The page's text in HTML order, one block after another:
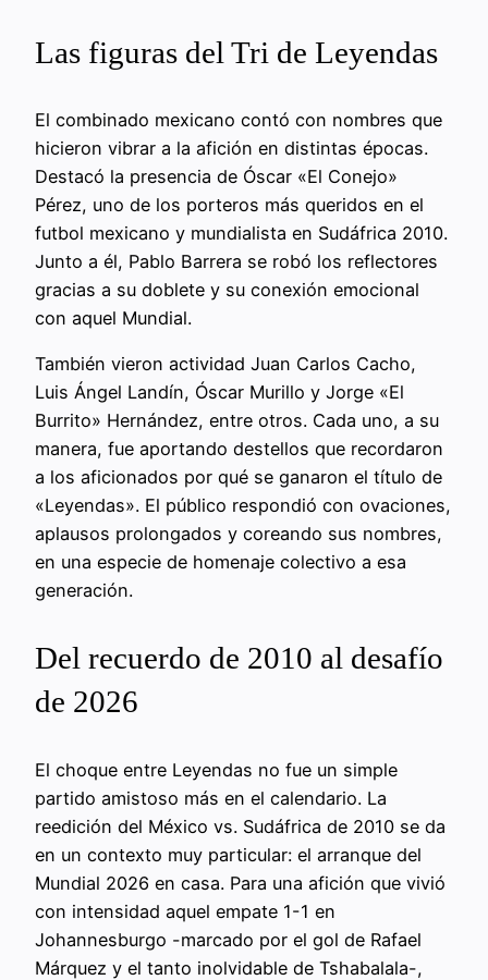
Las figuras del Tri de Leyendas
El combinado mexicano contó con nombres que
hicieron vibrar a la afición en distintas épocas.
Destacó la presencia de Óscar «El Conejo»
Pérez, uno de los porteros más queridos en el
futbol mexicano y mundialista en Sudáfrica 2010.
Junto a él, Pablo Barrera se robó los reflectores
gracias a su doblete y su conexión emocional
con aquel Mundial.
También vieron actividad Juan Carlos Cacho,
Luis Ángel Landín, Óscar Murillo y Jorge «El
Burrito» Hernández, entre otros. Cada uno, a su
manera, fue aportando destellos que recordaron
a los aficionados por qué se ganaron el título de
«Leyendas». El público respondió con ovaciones,
aplausos prolongados y coreando sus nombres,
en una especie de homenaje colectivo a esa
generación.
Del recuerdo de 2010 al desafío
de 2026
El choque entre Leyendas no fue un simple
partido amistoso más en el calendario. La
reedición del México vs. Sudáfrica de 2010 se da
en un contexto muy particular: el arranque del
Mundial 2026 en casa. Para una afición que vivió
con intensidad aquel empate 1-1 en
Johannesburgo -marcado por el gol de Rafael
Márquez y el tanto inolvidable de Tshabalala-,